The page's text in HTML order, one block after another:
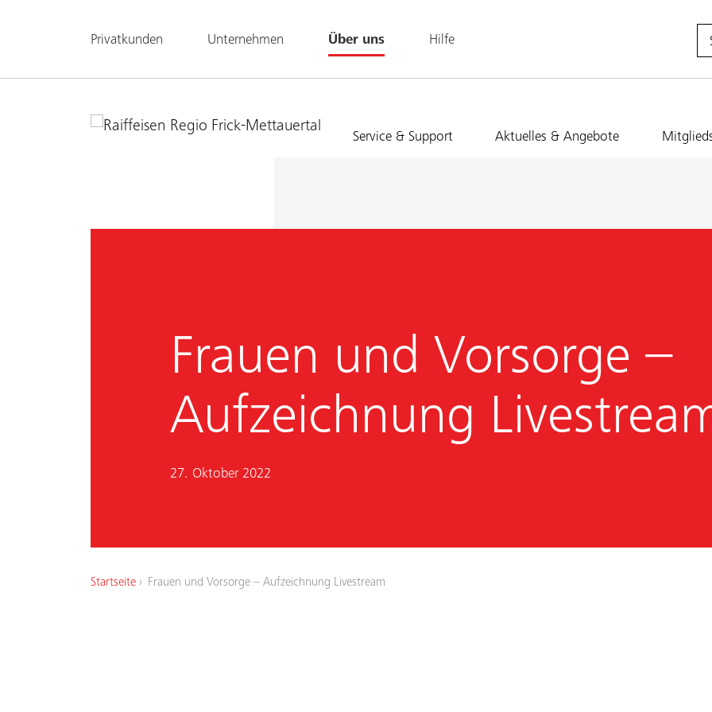
Privatkunden Unternehmen Über uns Hilfe
Service & Support Aktuelles & Angebote
Frauen und Vorsorge –
Aufzeichnung
27. Oktober 2022
Startseite Frauen und Vorsorge – Aufzeichnung Livestream